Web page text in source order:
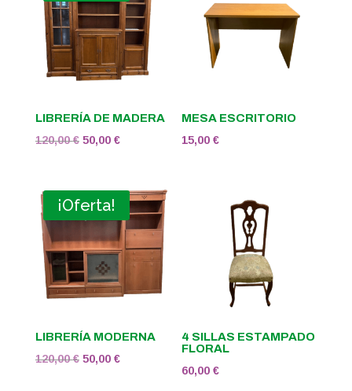
LIBRERÍA DE MADERA
120,00€ El
era:
120,00 €.
50,00 €El
es:
50,00 €.
MESA ESCRITORIO
15,00€
¡Oferta!
LIBRERÍA MODERNA
120,00€ El
50,00 €El
4 SILLAS ESTAMPADO
FLORAL
60,00€